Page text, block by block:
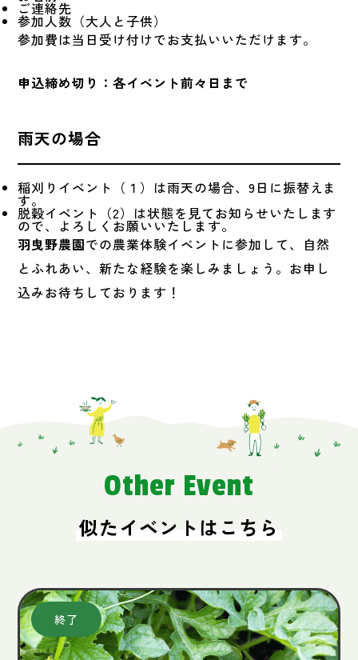
ご連絡先
参加人数（大人と子供）
参加費は当日受け付けでお支払いいただけます。
申込締め切り：各イベント前々日まで
雨天の場合
稲刈りイベント（１）は雨天の場合、9日に振替えま
す。
脱穀イベント（2）は状態を見てお知らせいたします
ので、よろしくお願いいたします。
羽曳野農園での農業体験イベントに参加して、自然
とふれあい、新たな経験を楽しみましょう。お申し
込みお待ちしております！
Other Event
似たイベントはこちら